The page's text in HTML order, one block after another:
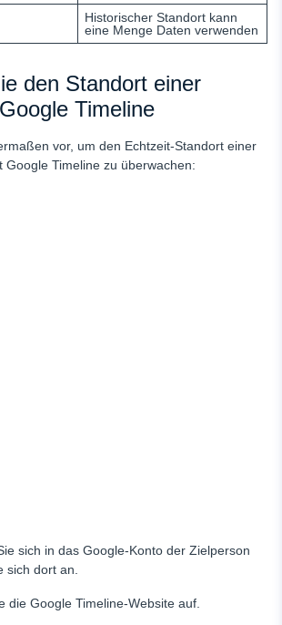
Historischer Standort kann
eine Menge Daten verwenden
den Standort einer
Timeline
vor, um den Echtzeit-Standort einer
Google Timeline zu überwachen:
sich in das Google-Konto der Zielperson
sich dort an.
die Google Timeline-Website auf.